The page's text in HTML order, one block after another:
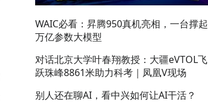
WAIC必看：昇腾950真机亮相，一台撑起
万亿参数大模型
对话北京大学叶春翔教授：大疆eVTOL飞
跃珠峰8861米助力科考｜凤凰V现场
别人还在聊AI，看中兴如何让AI干活？